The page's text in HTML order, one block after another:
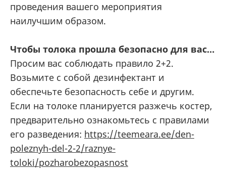
проведения вашего мероприятия
наилучшим образом.
Чтобы толока прошла безопасно для вас…
Просим вас соблюдать правило 2+2.
Возьмите с собой дезинфектант и
обеспечьте безопасность себе и другим.
Если на толоке планируется разжечь костер,
предварительно ознакомьтесь с правилами
его разведения: https://teemeara.ee/den-
poleznyh-del-2-2/raznye-
toloki/pozharobezopasnost